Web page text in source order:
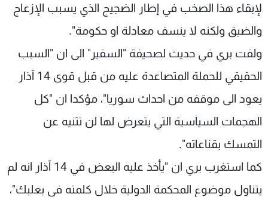
لإبقاء هذا الصخب في إطار الضجيج الذي يسبب الإزعاج
والضيق ولكنه لا ينسف معادلة او حكومة".
ولفت بري في حديث لصحيفة "السفير" الى ان "السبب
الحقيقي للحملة المتصاعدة عليه من قبل قوى 14 آذار
يعود الى موقفه من احداث سوريا"، مؤكدا ان "كل
الهجمات السياسية التي يتعرض لها لن تثنيه عن
التمسك بقناعاته".
كما استغرب بري ان "يأخذ عليه البعض في 14 آذار انه لم
يتناول موضوع المحكمة الدولية خلال كلمته في بعلبك"،
لاعلاناتكم
شروط الإسـتخدام
سياسة الخصوصية